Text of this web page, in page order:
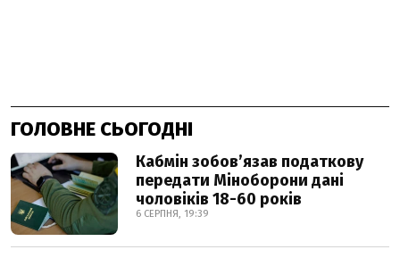
ГОЛОВНЕ СЬОГОДНІ
Кабмін зобовʼязав податкову
передати Міноборони дані
чоловіків 18-60 років
6 СЕРПНЯ, 19:39